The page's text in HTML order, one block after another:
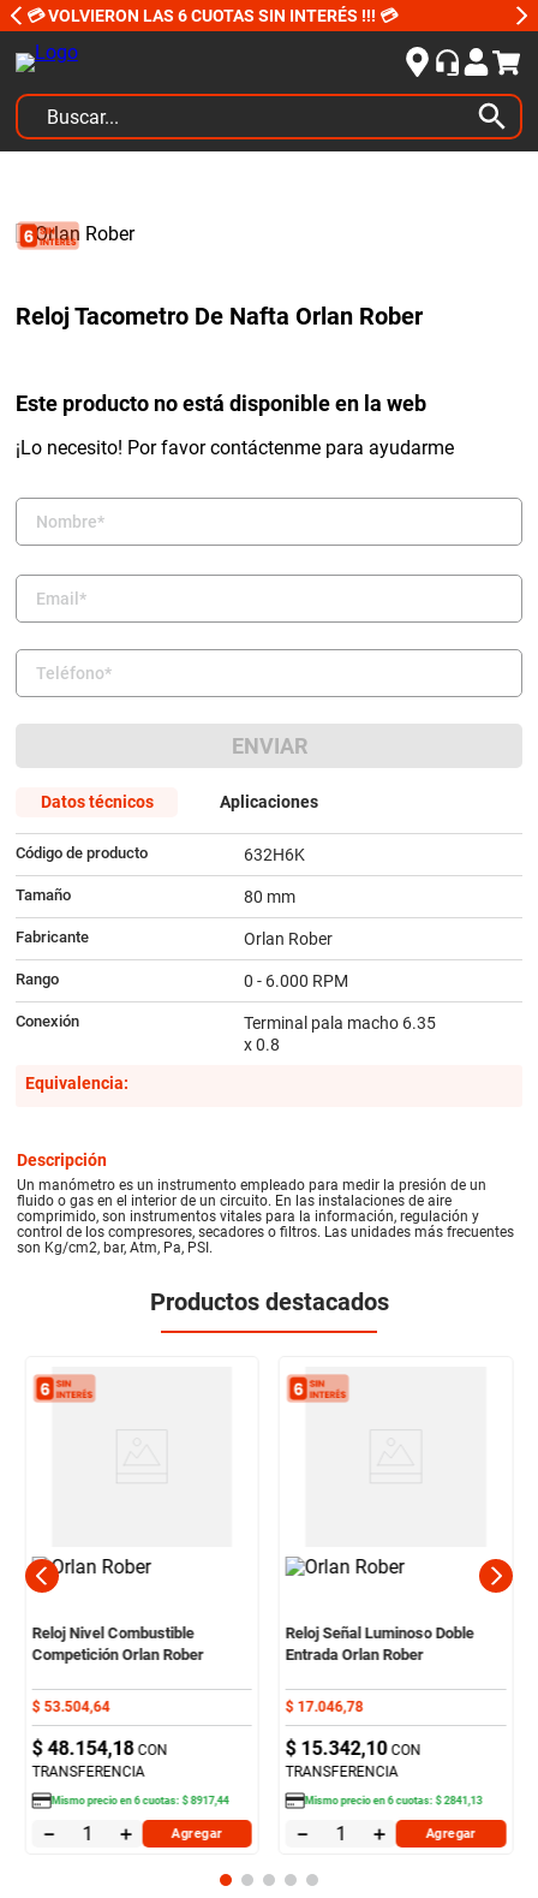
💳 VOLVIERON LAS 6 CUOTAS SIN INTERÉS !!! 💳
Buscar...
Reloj Tacometro De Nafta Orlan Rober
Este producto no está disponible en la web
¡Lo necesito! Por favor contáctenme para ayudarme
ENVIAR
Datos técnicos Aplicaciones
Código de producto 632H6K
Tamaño 80 mm
Fabricante Orlan Rober
Rango 0 - 6.000 RPM
Conexión
Terminal pala macho 6.35
x 0.8
Equivalencia:
Descripción
Un manómetro es un instrumento empleado para medir la presión de un
fluido o gas en el interior de un circuito. En las instalaciones de aire
comprimido, son instrumentos vitales para la información, regulación y
control de los compresores, secadores o filtros. Las unidades más frecuentes
son Kg/cm2, bar, Atm, Pa, PSI.
Productos destacados
Reloj Nivel Combustible
Competición Orlan Rober
$ 53.504,64
$ 48.154,18 CON
TRANSFERENCIA
Mismo precio en6cuotas:$ 8917,44
＋
－ Agregar
Reloj Señal Luminoso Doble
Entrada Orlan Rober
$ 17.046,78
$ 15.342,10 CON
TRANSFERENCIA
Mismo precio en6cuotas:$ 2841 13
＋
－ Agregar
2.
amortiguadores
bora
9.
amortiguador
10. bmw